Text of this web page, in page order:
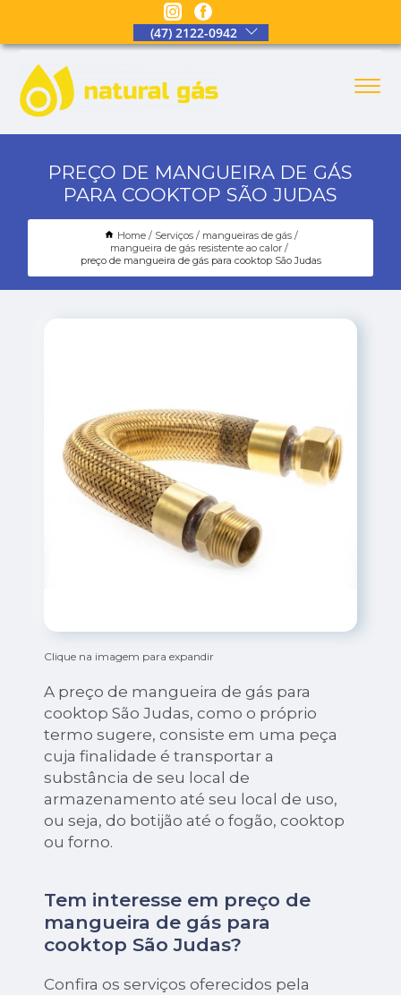
(47) 2122-0942
PREÇO DE MANGUEIRA DE GÁS
PARA COOKTOP SÃO JUDAS
Home Serviços
mangueiras de gás
mangueira de gás resistente ao calor
preço de mangueira de gás para cooktop São Judas
Clique na imagem para expandir
A preço de mangueira de gás para
cooktop São Judas, como o próprio
termo sugere, consiste em uma peça
cuja finalidade é transportar a
substância de seu local de
armazenamento até seu local de uso,
ou seja, do botijão até o fogão, cooktop
ou forno.
Tem interesse em preço de
mangueira de gás para
cooktop São Judas?
Confira os serviços oferecidos pela